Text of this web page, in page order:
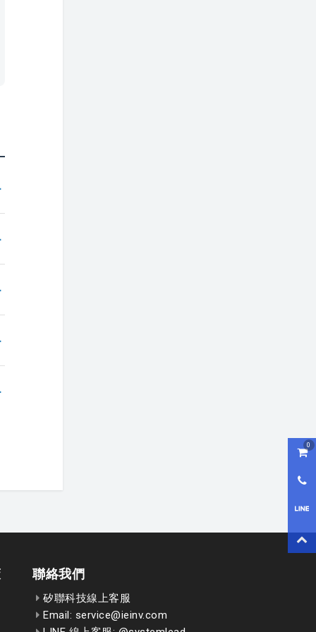
購
0
回
聯絡我們
矽聯科技線上客服
Email: service@ieinv.com